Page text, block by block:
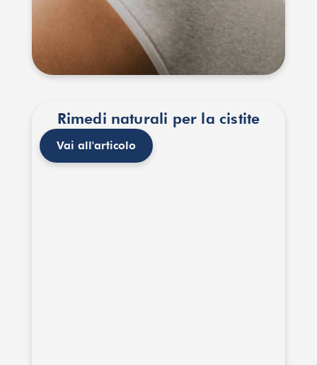
Rimedi naturali per la cistite
Vai all'articolo